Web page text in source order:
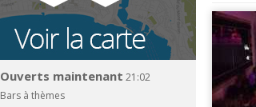
Ouverts maintenant 21:02
Bars à thèmes